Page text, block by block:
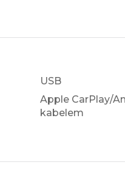
USB
Apple CarPlay/
kabelem